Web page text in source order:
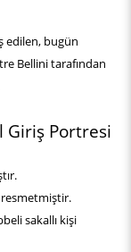
edilen, bugün
Bellini tarafından
Giriş Portresi
resmetmiştir.
sakallı kişi